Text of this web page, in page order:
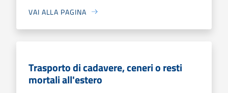
VAI ALLA PAGINA
Trasporto di cadavere, ceneri o resti
mortali all'estero